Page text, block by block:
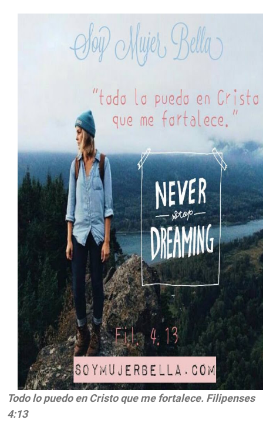
Todo lo puedo en Cristo que me fortalece. Filipenses
4:13